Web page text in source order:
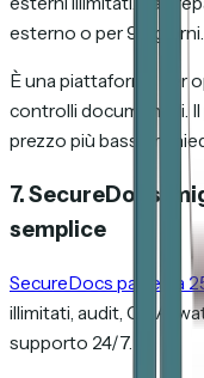
esterno o per 90 giorni.
È una piattaforma per
controlli documentali.
prezzo più basso
7. SecureDocs:
semplice
SecureDocs parte da
illimitati, audit, Q&A,
supporto 24/7.